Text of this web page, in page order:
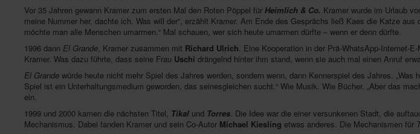
Vor 35 Jahren gewann Kramer zum ersten Mal den Roten Pöppel für Heimlich & Co. Kramer wurde im Urlaub
meine Nummer her, dachte ich. Was will der“, erzählt Kramer. Am Ende des Gesprächs ließ Kaes die Katze
möchte man alle Menschen umarmen.“ Mal schauen, wer sich heute umarmen dürfte – wenn er denn dürfte.
1996 dann El Grande, Kramer zusammen mit Richard Ulrich. Eine Kooperation in der Prä-WhatsApp-Internet-
Kramer. Was dazu führte, dass seine Frau Uschi drängelnd hinter ihm stand, wenn sie auch mal einen Anruf
El Grande würde heute nicht mehr Spiel des Jahres werden, sondern wenn, dann Kennerspiel des Jahres. „Was
Spiel ist ein Unterhaltungsmedium geworden, das seinesgleichen sucht.“ Wie Musik. Wie Bücher. „Aber das
ein.
1999 und 2000 kamen die nächsten Titel, Tikal und Torres. Die Idee war die einer versunkenen Stadt, die
Mechanismus. Dabei fanden Kramer und sein Co-Autor Michael Kiesling etwas anderes. Die Mechanismen für